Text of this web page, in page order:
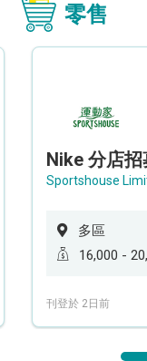
零售
Nike 分店招
Sportshouse
多區
16,000 -
刊登於 2日前